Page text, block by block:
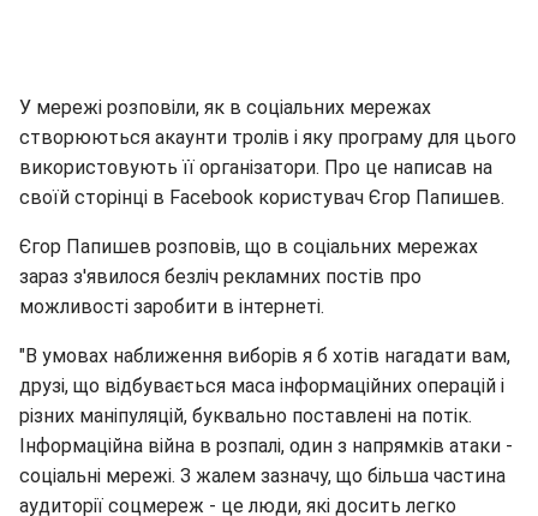
У мережі розповіли, як в соціальних мережах
створюються акаунти тролів і яку програму для цього
використовують її організатори. Про це написав на
своїй сторінці в Facebook користувач Єгор Папишев.
Єгор Папишев розповів, що в соціальних мережах
зараз з'явилося безліч рекламних постів про
можливості заробити в інтернеті.
"В умовах наближення виборів я б хотів нагадати вам,
друзі, що відбувається маса інформаційних операцій і
різних маніпуляцій, буквально поставлені на потік.
Інформаційна війна в розпалі, один з напрямків атаки -
соціальні мережі. З жалем зазначу, що більша частина
аудиторії соцмереж - це люди, які досить легко